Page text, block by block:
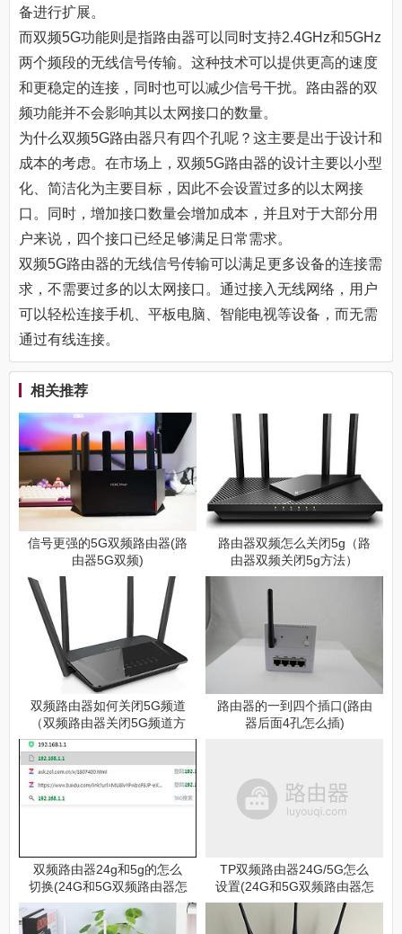
备进行扩展。
而双频5G功能则是指路由器可以同时支持2.4GHz和5GHz
两个频段的无线信号传输。这种技术可以提供更高的速度
和更稳定的连接，同时也可以减少信号干扰。路由器的双
频功能并不会影响其以太网接口的数量。
为什么双频5G路由器只有四个孔呢？这主要是出于设计和
成本的考虑。在市场上，双频5G路由器的设计主要以小型
化、简洁化为主要目标，因此不会设置过多的以太网接
口。同时，增加接口数量会增加成本，并且对于大部分用
户来说，四个接口已经足够满足日常需求。
双频5G路由器的无线信号传输可以满足更多设备的连接需
求，不需要过多的以太网接口。通过接入无线网络，用户
可以轻松连接手机、平板电脑、智能电视等设备，而无需
通过有线连接。
相关推荐
信号更强的5G双频路由器(路
由器5G双频)
路由器双频怎么关闭5g（路
由器双频关闭5g方法）
双频路由器如何关闭5G频道
（双频路由器关闭5G频道方
法）
路由器的一到四个插口(路由
器后面4孔怎么插)
双频路由器24g和5g的怎么
切换(24G和5G双频路由器怎
么设置)
TP双频路由器24G/5G怎么
设置(24G和5G双频路由器怎
么设置)